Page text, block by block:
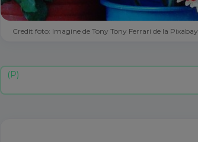
Credit foto: Imagine de Tony Tony Ferrari de la Pixabay